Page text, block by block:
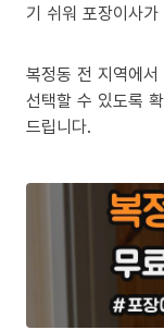
기 쉬워 포장이사
복정동 전 지역에
선택할 수 있도록
드립니다.